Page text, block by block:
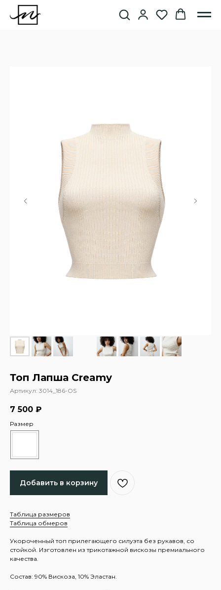
Топ Лапша Creamy
Артикул: 3014_186-OS
7 500 ₽
Размер
Добавить в корзину
Таблица размеров
Таблица обмеров
Укороченный топ прилегающего силуэта без рукавов, со
стойкой. Изготовлен из трикотажной вискозы премиального
качества.
Состав: 90% Вискоза, 10% Эластан.